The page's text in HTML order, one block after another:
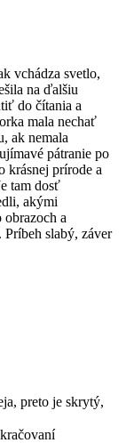
vchádza svetlo,
na ďalšiu
do čítania a
mala nechať
ak nemala
pátranie po
krásnej prírode a
tam dosť
akými
a
slabý, záver
preto je skrytý,